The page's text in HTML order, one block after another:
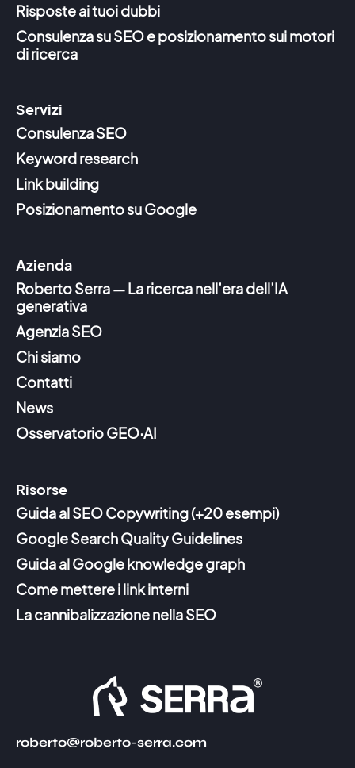
Risposte ai tuoi dubbi
Consulenza su SEO e posizionamento sui motori
di ricerca
Servizi
Consulenza SEO
Keyword research
Link building
Posizionamento su Google
Azienda
Roberto Serra — La ricerca nell’era dell’IA
generativa
Agenzia SEO
Chi siamo
Contatti
News
Osservatorio GEO·AI
Risorse
Guida al SEO Copywriting (+20 esempi)
Google Search Quality Guidelines
Guida al Google knowledge graph
Come mettere i link interni
La cannibalizzazione nella SEO
roberto@roberto-serra.com